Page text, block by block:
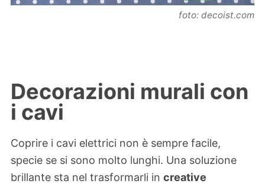
foto: decoist.com
Decorazioni murali con
i cavi
Coprire i cavi elettrici non è sempre facile,
specie se si sono molto lunghi. Una soluzione
brillante sta nel trasformarli in creative